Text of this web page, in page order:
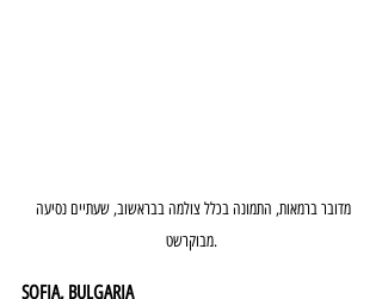
מדובר ברמאות, התמונה בכלל צולמה בבראשוב, שעתיים נסיעה
מבוקרשט.
SOFIA, BULGARIA